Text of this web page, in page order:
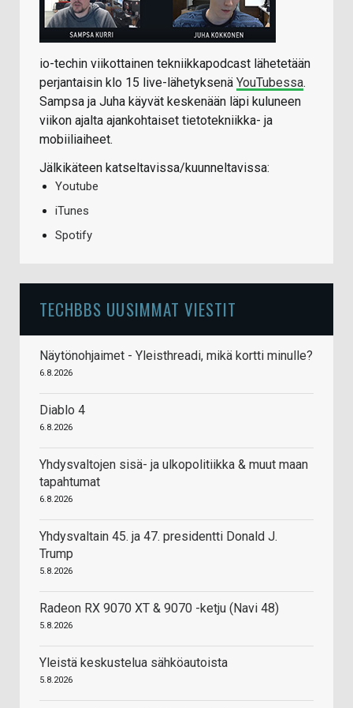
io-techin viikottainen tekniikkapodcast lähetetään
perjantaisin klo 15 live-lähetyksenä YouTubessa.
Sampsa ja Juha käyvät keskenään läpi kuluneen
viikon ajalta ajankohtaiset tietotekniikka- ja
mobiiliaiheet.
Jälkikäteen katseltavissa/kuunneltavissa:
Youtube
iTunes
Spotify
TECHBBS UUSIMMAT VIESTIT
Näytönohjaimet - Yleisthreadi, mikä kortti minulle?
6.8.2026
Diablo 4
6.8.2026
Yhdysvaltojen sisä- ja ulkopolitiikka & muut maan
tapahtumat
6.8.2026
Yhdysvaltain 45. ja 47. presidentti Donald J.
Trump
5.8.2026
Radeon RX 9070 XT & 9070 -ketju (Navi 48)
5.8.2026
Yleistä keskustelua sähköautoista
5.8.2026